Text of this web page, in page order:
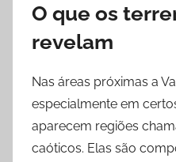
O que os
revelam
Nas áreas próximas a
especialmente em
aparecem regiões
caóticos. Elas são